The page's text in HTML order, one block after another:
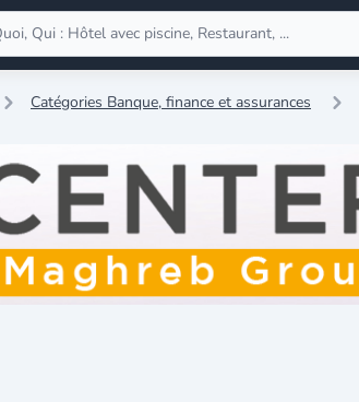
Catégories Banque, finance et assurances